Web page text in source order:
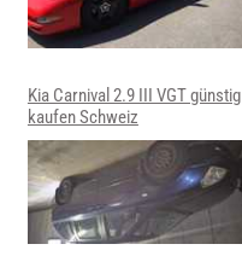
Kia Carnival 2.9 III VGT günstig
kaufen Schweiz